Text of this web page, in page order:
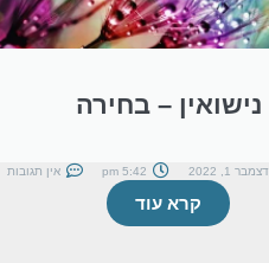
נישואין – בחירה
דצמבר 1, 2022 5:42 pm אין תגובות
קרא עוד